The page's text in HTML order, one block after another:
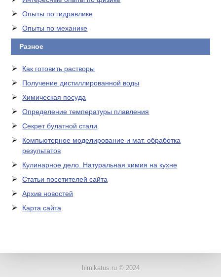
Опыты по гидравлике
Опыты по механике
Разное
Как готовить растворы
Получение дистиллированной воды
Химическая посуда
Определение температуры плавления
Секрет булатной стали
Компьютерное моделирование и мат. обработка
результатов
Кулинарное дело. Натуральная химия на кухне
Статьи посетителей сайта
Архив новостей
Карта сайта
himikatus.ru © 2024